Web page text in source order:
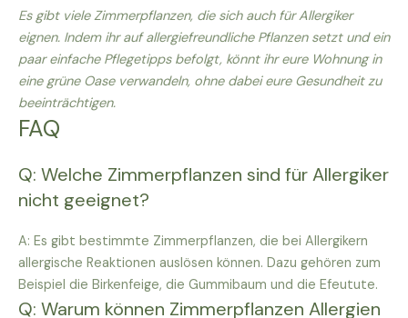
Es gibt viele Zimmerpflanzen, die sich auch für Allergiker
eignen. Indem ihr auf allergiefreundliche Pflanzen setzt und ein
paar einfache Pflegetipps befolgt, könnt ihr eure Wohnung in
eine grüne Oase verwandeln, ohne dabei eure Gesundheit zu
beeinträchtigen.
FAQ
Q: Welche Zimmerpflanzen sind für Allergiker
nicht geeignet?
A: Es gibt bestimmte Zimmerpflanzen, die bei Allergikern
allergische Reaktionen auslösen können. Dazu gehören zum
Beispiel die Birkenfeige, die Gummibaum und die Efeutute.
Q: Warum können Zimmerpflanzen Allergien